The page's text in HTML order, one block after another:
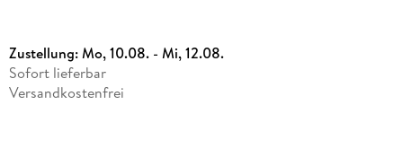
Zustellung:Mo, 10.08. - Mi, 12.08.
Sofort lieferbar
Versandkostenfrei